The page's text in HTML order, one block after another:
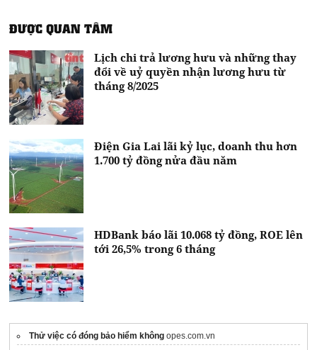
ĐƯỢC QUAN TÂM
Lịch chi trả lương hưu và những thay
đổi về uỷ quyền nhận lương hưu từ
tháng 8/2025
Điện Gia Lai lãi kỷ lục, doanh thu hơn
1.700 tỷ đồng nửa đầu năm
HDBank báo lãi 10.068 tỷ đồng, ROE lên
tới 26,5% trong 6 tháng
Thử việc có đóng bảo hiểm không opes.com.vn